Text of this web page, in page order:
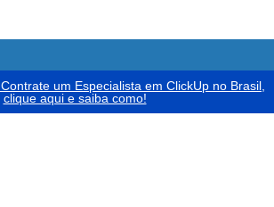
Contrate um Especialista em ClickUp no Brasil,
clique aqui e saiba como!